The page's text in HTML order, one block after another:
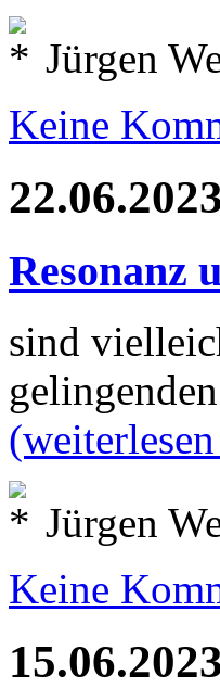
Jürgen
Keine
22.06.2023
Resonanz
sind
Jürgen
Keine
15.06.2023